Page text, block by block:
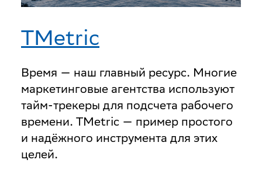
TMetric
Время — наш главный ресурс. Многие
маркетинговые агентства используют
тайм-трекеры для подсчета рабочего
времени. TMetric — пример простого
и надёжного инструмента для этих
целей.